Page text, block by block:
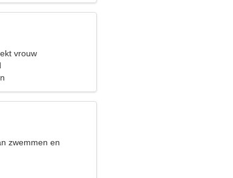
vrouw
zwemmen en